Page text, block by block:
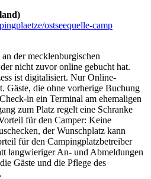
ostseequelle-camp
der mecklenburgischen
nicht zuvor online gebucht hat.
ist digitalisiert. Nur Online-
Gäste, die ohne vorherige Buchung
in ein Terminal am ehemaligen
zum Platz regelt eine Schranke
für den Camper: Keine
der Wunschplatz kann
für den Campingplatzbetreiber
langwieriger An- und Abmeldungen
Gäste und die Pflege des